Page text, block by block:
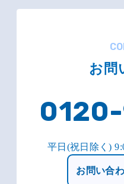
お問
平日(祝日除く)
お問い合